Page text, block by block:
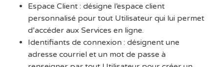
Espace Client : désigne l’espace client
personnalisé pour tout Utilisateur qui lui permet
d’accéder aux Services en ligne.
Identifiants de connexion : désignent une
adresse courriel et un mot de passe à